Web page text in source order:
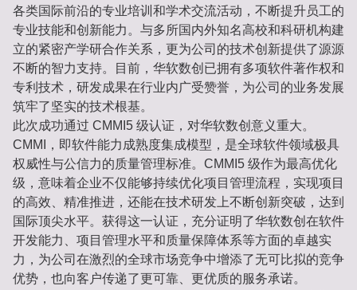
各类国际前沿的专业培训和学术交流活动，不断提升员工的
专业技能和创新能力。与多所国内外知名高校和科研机构建
立的紧密产学研合作关系，更为公司的技术创新提供了源源
不断的智力支持。目前，华软数创已拥有多项软件著作权和
专利技术，研发成果在行业内广受赞誉，为公司的业务发展
筑牢了坚实的技术根基。
此次成功通过 CMMI5 级认证，对华软数创意义重大。
CMMI，即软件能力成熟度集成模型，是全球软件领域极具
权威性与公信力的质量管理标准。CMMI5 级作为最高优化
级，意味着企业不仅能够持续优化项目管理流程，实现项目
的高效、精准推进，还能在技术研发上不断创新突破，达到
国际顶尖水平。获得这一认证，充分证明了华软数创在软件
开发能力、项目管理水平和质量保障体系等方面的卓越实
力，为公司在激烈的全球市场竞争中增添了无可比拟的竞争
优势，也向客户传递了更可靠、更优质的服务承诺。